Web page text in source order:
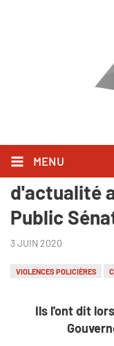
MENU
Ils l'ont dit
d'actualité
Public
3 JUIN 2020
VIOLENCES POLICIÈRES
Ils l'ont dit